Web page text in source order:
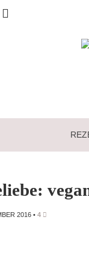
2016 • 4